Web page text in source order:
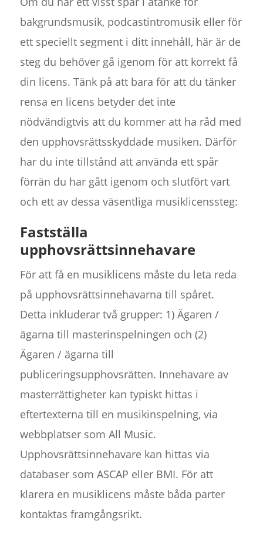
bakgrundsmusik, podcastintromusik eller för
ett speciellt segment i ditt innehåll, här är de
steg du behöver gå igenom för att korrekt få
din licens. Tänk på att bara för att du tänker
rensa en licens betyder det inte
nödvändigtvis att du kommer att ha råd med
den upphovsrättsskyddade musiken. Därför
har du inte tillstånd att använda ett spår
förrän du har gått igenom och slutfört vart
och ett av dessa väsentliga musiklicenssteg:
Fastställa
upphovsrättsinnehavare
För att få en musiklicens måste du leta reda
på upphovsrättsinnehavarna till spåret.
Detta inkluderar två grupper: 1) Ägaren /
ägarna till masterinspelningen och (2)
Ägaren / ägarna till
publiceringsupphovsrätten. Innehavare av
masterrättigheter kan typiskt hittas i
eftertexterna till en musikinspelning, via
webbplatser som All Music.
Upphovsrättsinnehavare kan hittas via
databaser som ASCAP eller BMI. För att
klarera en musiklicens måste båda parter
kontaktas framgångsrikt.